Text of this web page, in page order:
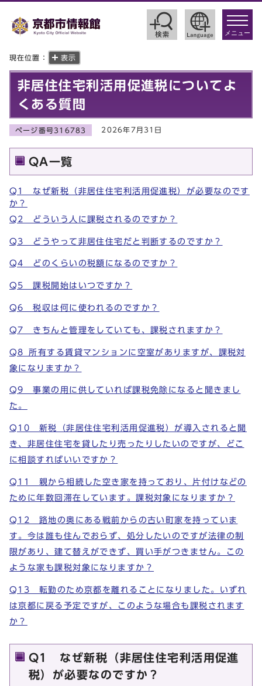
toggle
メニュー
現在位置： 表示
非居住住宅利活用促進税についてよ
くある質問
ページ番号316783 2026年7月31日
QA一覧
Q1 なぜ新税（非居住住宅利活用促進税）が必要なのです
か？
Q2 どういう人に課税されるのですか？
Q3 どうやって非居住住宅だと判断するのですか？
Q4 どのくらいの税額になるのですか？
Q5 課税開始はいつですか？
Q6 税収は何に使われるのですか？
Q7 きちんと管理をしていても、課税されますか？
Q8_所有する賃貸マンションに空室がありますが、課税対
象になりますか？
Q9 事業の用に供していれば課税免除になると聞きまし
た。
Q10 新税（非居住住宅利活用促進税）が導入されると聞
き、非居住住宅を貸したり売ったりしたいのですが、どこ
に相談すればいいですか？
Q11 親から相続した空き家を持っており、片付けなどの
ために年数回滞在しています。課税対象になりますか？
Q12 路地の奥にある戦前からの古い町家を持っていま
す。今は誰も住んでおらず、処分したいのですが法律の制
限があり、建て替えができず、買い手がつきません。この
ような家も課税対象になりますか？
Q13 転勤のため京都を離れることになりました。いずれ
は京都に戻る予定ですが、このような場合も課税されます
か？
Q1 なぜ新税（非居住住宅利活用促進
税）が必要なのですか？